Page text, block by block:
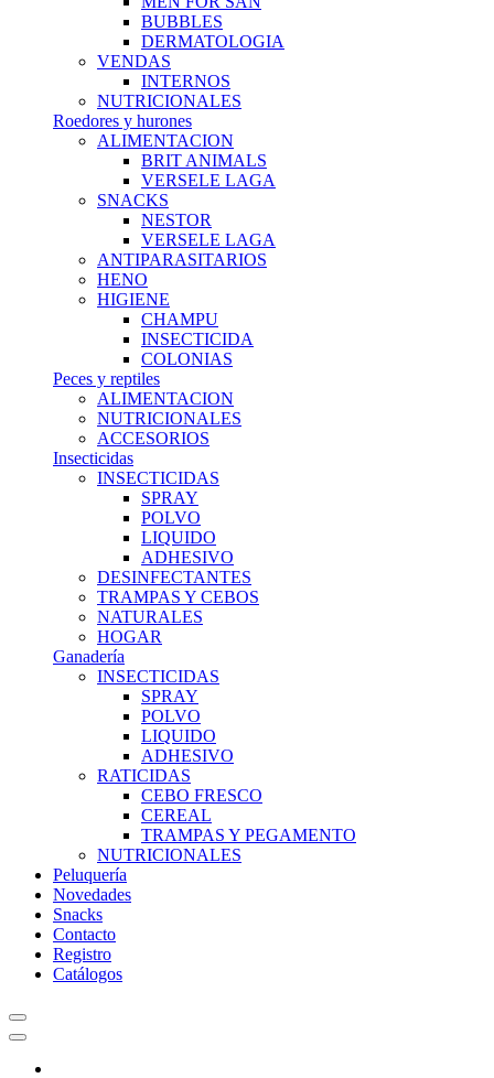
BUBBLES
DERMATOLOGIA
VENDAS
INTERNOS
NUTRICIONALES
Roedores y hurones
ALIMENTACION
BRIT ANIMALS
VERSELE LAGA
SNACKS
NESTOR
VERSELE LAGA
ANTIPARASITARIOS
HENO
HIGIENE
CHAMPU
INSECTICIDA
COLONIAS
Peces y reptiles
ALIMENTACION
NUTRICIONALES
ACCESORIOS
Insecticidas
INSECTICIDAS
SPRAY
POLVO
LIQUIDO
ADHESIVO
DESINFECTANTES
TRAMPAS Y CEBOS
NATURALES
HOGAR
Ganadería
INSECTICIDAS
SPRAY
POLVO
LIQUIDO
ADHESIVO
RATICIDAS
CEBO FRESCO
CEREAL
TRAMPAS Y PEGAMENTO
NUTRICIONALES
Peluquería
Novedades
Snacks
Contacto
Registro
Catálogos